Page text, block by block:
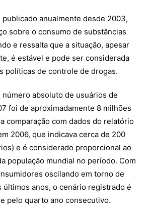
publicado anualmente desde 2003,
sobre o consumo de substâncias
e ressalta que a situação, apesar
é estável e pode ser considerada
políticas de controle de drogas.
número absoluto de usuários de
foi de aproximadamente 8 milhões
comparação com dados do relatório
2006, que indicava cerca de 200
e é considerado proporcional ao
população mundial no período. Com
oscilando em torno de
últimos anos, o cenário registrado é
pelo quarto ano consecutivo.